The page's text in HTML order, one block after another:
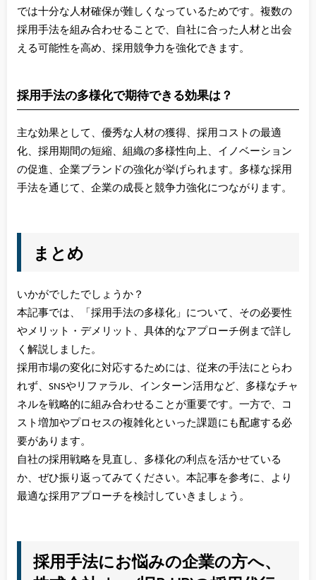
では十分な人材確保が難しくなっているためです。複数の
採用手法を組み合わせることで、自社に合った人材と出会
える可能性を高め、採用競争力を強化できます。
採用手法の多様化で期待できる効果は？
主な効果として、優秀な人材の獲得、採用コストの最適
化、採用期間の短縮、組織の多様性向上、イノベーション
の促進、企業ブランドの強化が挙げられます。多様な採用
手法を通じて、企業の成長と競争力強化につながります。
まとめ
いかがでしたでしょうか？
本記事では、「採用手法の多様化」について、その必要性
やメリット・デメリット、具体的なアプローチ例まで詳し
く解説しました。
採用市場の変化に対応するためには、従来の手法にとらわ
れず、SNSやリファラル、インターン活用など、多様なチャ
ネルを戦略的に組み合わせることが重要です。一方で、コ
スト増加やプロセスの複雑化といった課題にも配慮する必
要があります。
自社の採用戦略を見直し、多様化の利点を活かせている
か、ぜひ振り返ってみてください。本記事を参考に、より
最適な採用アプローチを検討していきましょう。
採用手法にお悩みの企業の方へ、